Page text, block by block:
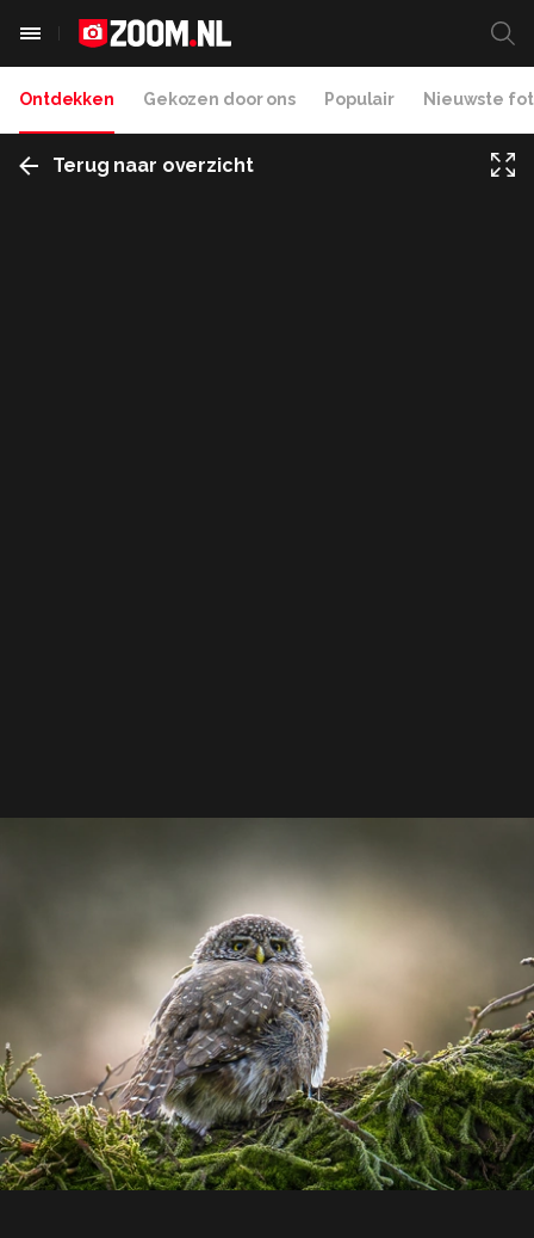
Ontdekken Gekozen door ons Populair Nieuwste
Terug naar overzicht